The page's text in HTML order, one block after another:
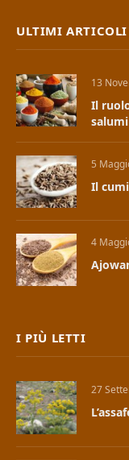
ULTIMI ARTICOLI
13
Il
5
Il
4
I PIÙ LETTI
27